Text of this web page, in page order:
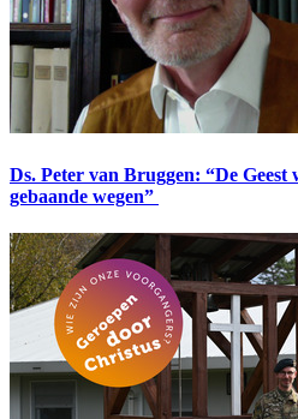
Ds. Peter van Bruggen: “De
gebaande wegen”